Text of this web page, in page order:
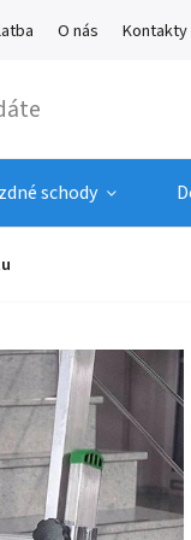
O nás Kontakty
schody